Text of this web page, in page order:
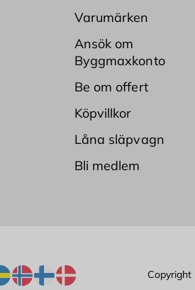
Varumärken
Ansök om
Byggmaxkonto
Be om offert
Köpvillkor
Låna släpvagn
Bli medlem
Copyright